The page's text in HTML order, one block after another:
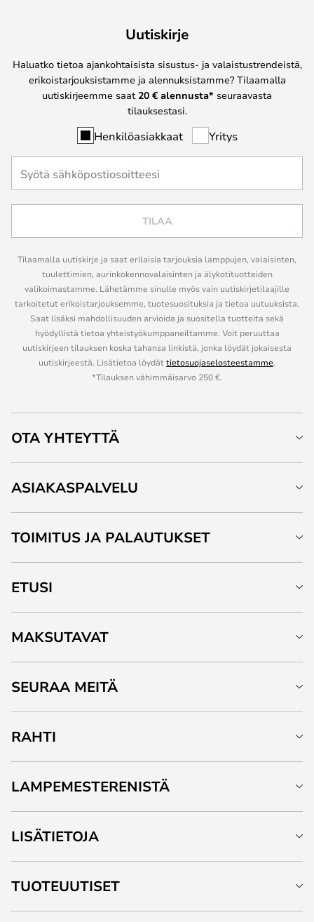
Uutiskirje
Haluatko tietoa ajankohtaisista sisustus- ja valaistustrendeistä,
erikoistarjouksistamme ja alennuksistamme? Tilaamalla
uutiskirjeemme saat 20 € alennusta* seuraavasta
tilauksestasi.
Henkilöasiakkaat Yritys
TILAA
Tilaamalla uutiskirje ja saat erilaisia tarjouksia lamppujen, valaisinten,
tuulettimien, aurinkokennovalaisinten ja älykotituotteiden
valikoimastamme. Lähetämme sinulle myös vain uutiskirjetilaajille
tarkoitetut erikoistarjouksemme, tuotesuosituksia ja tietoa uutuuksista.
Saat lisäksi mahdollisuuden arvioida ja suositella tuotteita sekä
hyödyllistä tietoa yhteistyökumppaneiltamme. Voit peruuttaa
uutiskirjeen tilauksen koska tahansa linkistä, jonka löydät jokaisesta
uutiskirjeestä. Lisätietoa löydättietosuojaselosteestamme.
*Tilauksen vähimmäisarvo 250 €.
OTA YHTEYTTÄ
ASIAKASPALVELU
TOIMITUS JA PALAUTUKSET
ETUSI
MAKSUTAVAT
SEURAA MEITÄ
RAHTI
LAMPEMESTERENISTÄ
LISÄTIETOJA
TUOTEUUTISET